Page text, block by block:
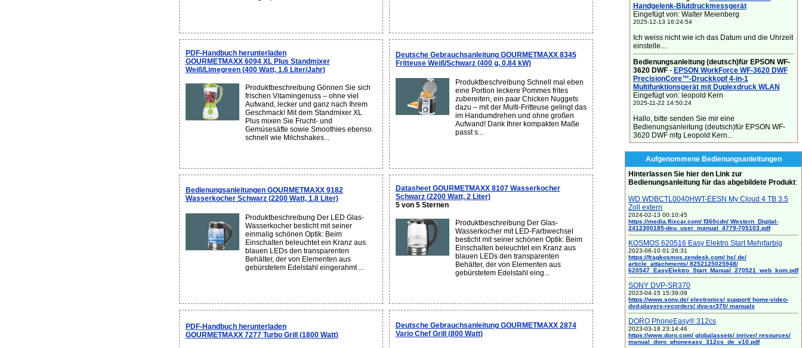
PDF-Handbuch herunterladen
GOURMETMAXX 6094 XL Plus Standmixer
Weiß/Limegreen (400 Watt, 1.6 Liter/Jahr)
Produktbeschreibung Gönnen Sie sich
frischen Vitamingenuss – ohne viel
Aufwand, lecker und ganz nach Ihrem
Geschmack! Mit dem Standmixer XL
Plus mixen Sie Frucht- und
Gemüsesäfte sowie Smoothies ebenso
schnell wie Milchshakes...
Deutsche Gebrauchsanleitung GOURMETMAXX 8345
Fritteuse Weiß/Schwarz (400 g, 0.84 kW)
Produktbeschreibung Schnell mal eben
eine Portion leckere Pommes frites
zubereiten, ein paar Chicken Nuggets
dazu – mit der Multi-Fritteuse gelingt das
im Handumdrehen und ohne großen
Aufwand! Dank Ihrer kompakten Maße
passt s...
Bedienungsanleitungen GOURMETMAXX 9182
Wasserkocher Schwarz (2200 Watt, 1.8 Liter)
Produktbeschreibung Der LED Glas-
Wasserkocher besticht mit seiner
einmalig schönen Optik: Beim
Einschalten beleuchtet ein Kranz aus
blauen LEDs den transparenten
Behälter, der von Elementen aus
gebürstetem Edelstahl eingerahmt ...
Datasheet GOURMETMAXX 8107 Wasserkocher
Schwarz (2200 Watt, 2 Liter)
5 von 5 Sternen
Produktbeschreibung Der Glas-
Wasserkocher mit LED-Farbwechsel
besticht mit seiner schönen Optik: Beim
Einschalten beleuchtet ein Kranz aus
blauen LEDs den transparenten
Behälter, der von Elementen aus
gebürstetem Edelstahl eing...
PDF-Handbuch herunterladen
GOURMETMAXX 7277 Turbo Grill (1800 Watt)
Deutsche Gebrauchsanleitung GOURMETMAXX 2874
Vario Chef Grill (800 Watt)
Handgelenk-Blutdruckmessgerät
Eingefügt von: Walter Meienberg
2025-12-13 16:24:54
Ich weiss nicht wie ich das Datum und die Uhrzeit
einstelle....
Bedienungsanleitung (deutsch)für EPSON WF-
3620 DWF- EPSON WorkForce WF-3620 DWF
PrecisionCore™-Druckkopf 4-in-1
Multifunktionsgerät mit Duplexdruck WLAN
Eingefügt von: leopold Kern
2025-11-22 14:50:24
Hallo, bitte senden Sie mir eine
Bedienungsanleitung (deutsch)für EPSON WF-
3620 DWF mfg Leopold Kern...
Aufgenommene Bedienungsanleitungen
Hinterlassen Sie hier den Link zur
Bedienungsanleitung für das abgebildete Produkt:
WD WDBCTL0040HWT-EESN My Cloud 4 TB 3.5
Zoll extern
2024-02-13 00:10:45
https://media.flixcar.com/ f360cdn/ Western_Digital-
2412300185-deu_user_manual_4779-705103.pdf
KOSMOS 620516 Easy Elektro Start Mehrfarbig
2023-06-10 01:26:31
https://fragkosmos.zendesk.com/ hc/ de/
article_attachments/ 8252125025948/
620547_EasyElektro_Start_Manual_270521_web_kom.pdf
SONY DVP-SR370
2023-04-15 15:39:09
https://www.sony.de/ electronics/ support/ home-video-
dvd-players-recorders/ dvp-sr370/ manuals
DORO PhoneEasy® 312cs
2023-03-18 23:14:46
https://www.doro.com/ globalassets/ inriver/ resources/
manual_doro_phoneeasy_312cs_de_v10.pdf